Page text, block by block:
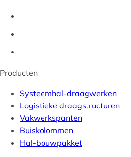
Producten
Systeemhal-draagwerken
Logistieke draagstructuren
Vakwerkspanten
Buiskolommen
Hal-bouwpakket